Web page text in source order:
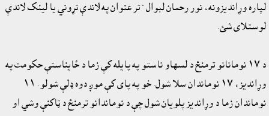
لپاره وړانديزونه، نور رحمان لېوال " تر عنوان په لاندې تړوني يا لينک لاندې
لوستلاى شئ.
د ١٧ نومانانو ترمنځ د لسهاو ناستو په پايله کې زما د ځايناستې حکومت په
وړانديز، ١٧ نوماندان سلا شول. خو په پاى کې موږ دوه ډلې شولو. ١١
نوماندان زما د وړانديز پلويان شول چې د نوماندانو ترمنځ د ټاکنې وشي او